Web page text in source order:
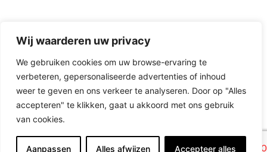
Wij waarderen uw privacy
We gebruiken cookies om uw browse-ervaring te
verbeteren, gepersonaliseerde advertenties of inhoud
weer te geven en ons verkeer te analyseren. Door op "Alles
accepteren" te klikken, gaat u akkoord met ons gebruik
van cookies.
Aanpassen Alles afwijzen Accepteer alles